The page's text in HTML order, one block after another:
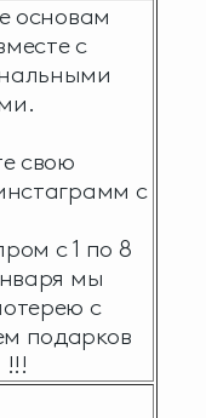
основам
с
свою
с
с 1 по 8
мы
с
подарков
!!!